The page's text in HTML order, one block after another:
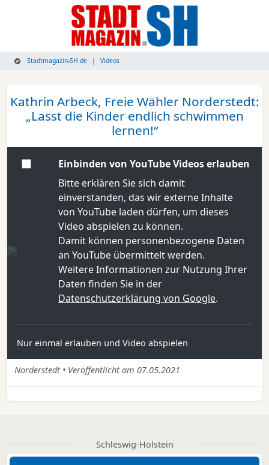
Stadtmagazin-SH.de Videos
Kathrin Arbeck, Freie Wähler Norderstedt:
„Lasst die Kinder endlich schwimmen
lernen!“
Einbinden von YouTube Videos erlauben
Bitte erklären Sie sich damit
einverstanden, das wir externe Inhalte
von YouTube laden dürfen, um dieses
Video abspielen zu können.
Damit können personenbezogene Daten
an YouTube übermittelt werden.
Weitere Informationen zur Nutzung Ihrer
Daten finden Sie in der
Datenschutzerklärung von Google.
Nur einmal erlauben und Video abspielen
Norderstedt • Veröffentlicht am 07.05.2021
Schleswig-Holstein